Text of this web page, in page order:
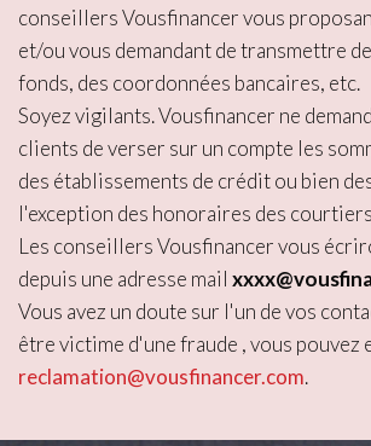
conseillers Vousfinancer vous
et/ou vous demandant de transmettre
fonds, des coordonnées bancaires, etc.
Soyez vigilants. Vousfinancer ne
clients de verser sur un compte les
des établissements de crédit ou bien
l'exception des honoraires des
Les conseillers Vousfinancer vous
depuis une adresse mail
Vous avez un doute sur l'un de vos
être victime d'une fraude , vous pouvez
reclamation@vousfinancer.com.